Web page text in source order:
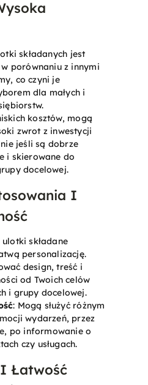
składanych jest
porównaniu z innymi
co czyni je
dla małych i
kosztów, mogą
zwrot z inwestycji
jeśli są dobrze
i skierowane do
docelowej.
I
ulotki składane
personalizację.
design, treść i
od Twoich celów
i grupy docelowej.
: Mogą służyć różnym
wydarzeń, przez
po informowanie o
czy usługach.
Łatwość